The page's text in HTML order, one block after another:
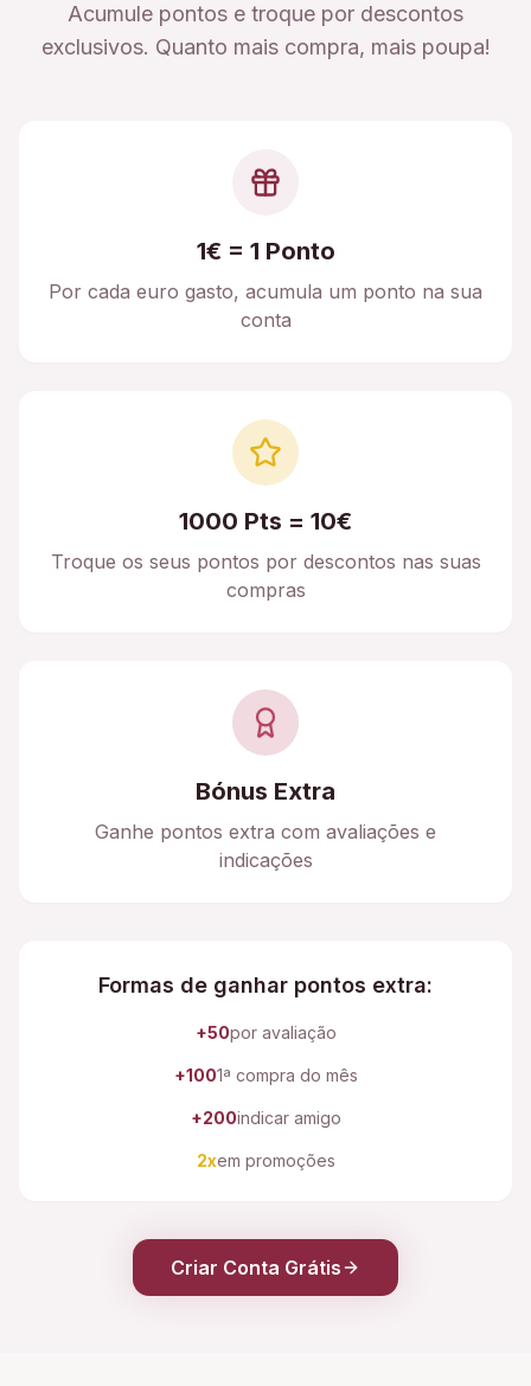
Acumule pontos e troque por descontos
exclusivos. Quanto mais compra, mais poupa!
1€ = 1 Ponto
Por cada euro gasto, acumula um ponto na sua
conta
1000 Pts = 10€
Troque os seus pontos por descontos nas suas
compras
Bónus Extra
Ganhe pontos extra com avaliações e
indicações
Formas de ganhar pontos extra:
+50por avaliação
+1001ª compra do mês
+200indicar amigo
2xem promoções
Criar Conta Grátis